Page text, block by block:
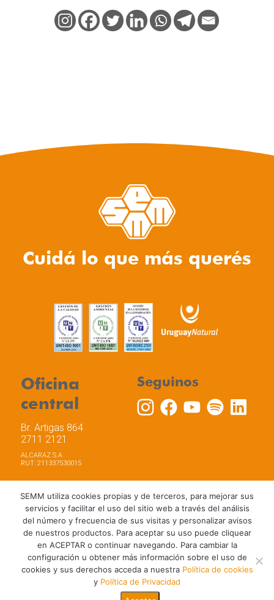
Cuidá lo que más querés
Oficina
central
Br. Artigas 864
2711 2121
ALCARAZ S.A
RUT: 211337530015
Seguinos
Trabaja con nosotros
Política de privacidad
Términos y Condiciones de Uso
Política de Cookies
SEMM utiliza cookies propias y de terceros, para mejorar sus
servicios y facilitar el uso del sitio web a través del análisis
del número y frecuencia de sus visitas y personalizar avisos
de nuestros productos. Para aceptar su uso puede cliquear
en ACEPTAR o continuar navegando. Para cambiar la
configuración u obtener más información sobre el uso de
cookies y sus derechos acceda a nuestra Política de cookies
y Política de Privacidad